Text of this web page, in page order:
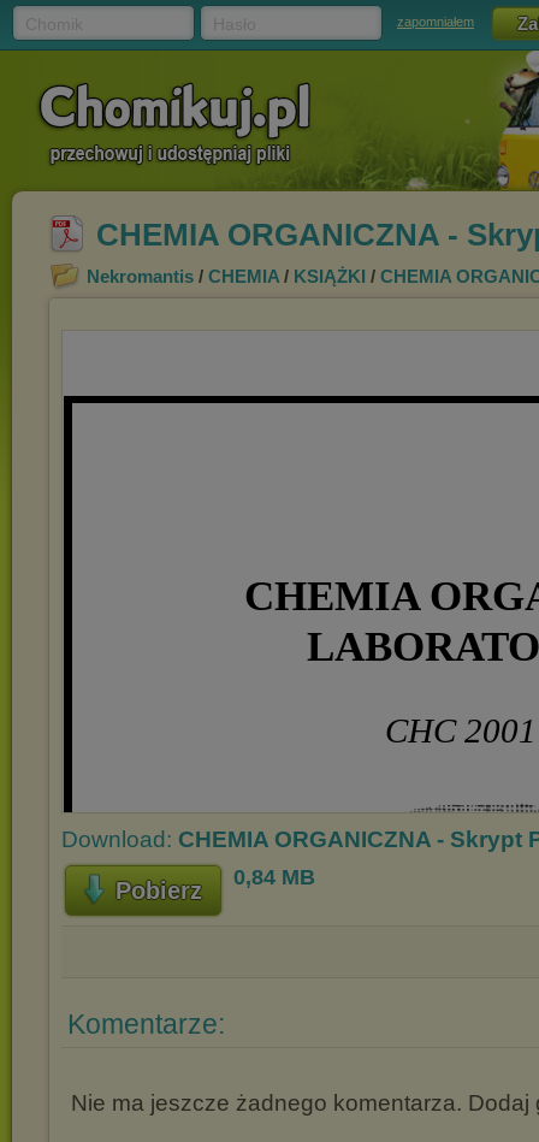
zapomniałem
CHEMIA ORGANICZNA -
Nekromantis / CHEMIA / KSIĄŻKI / CHEMIA
Download: CHEMIA ORGANICZNA - Skrypt
Pobierz 0,84 MB
Komentarze:
Nie ma jeszcze żadnego komentarza. Dodaj